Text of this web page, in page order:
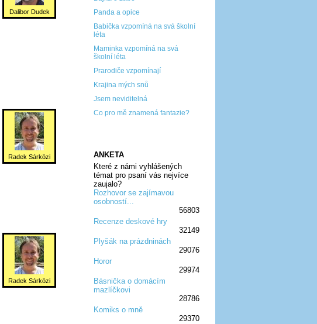
Panda a opice
Babička vzpomíná na svá školní
léta
Maminka vzpomíná na svá
školní léta
Prarodiče vzpomínají
Krajina mých snů
Jsem neviditelná
Co pro mě znamená fantazie?
ANKETA
Které z námi vyhlášených
témat pro psaní vás nejvíce
zaujalo?
Rozhovor se zajímavou
osobností...
56803
Recenze deskové hry
32149
Plyšák na prázdninách
29076
Horor
29974
Básnička o domácím
mazlíčkovi
28786
Komiks o mně
29370
Dalibor Dudek
Radek Sárközi
Radek Sárközi